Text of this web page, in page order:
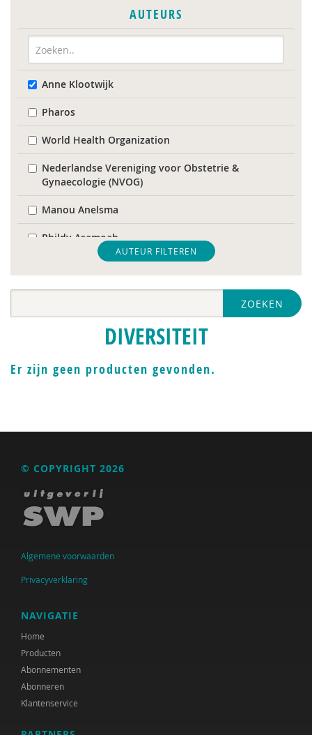
AUTEURS
Anne Klootwijk
Pharos
World Health Organization
Nederlandse Vereniging voor Obstetrie &
Gynaecologie (NVOG)
Manou Anelsma
Phildy Asamoah
Mariam Badou
Soukaina Badou
Dirck van Bekkum
Karijn van den Berg
Albert Boon
Suzanne Bouma
Kaveh Bouteh
Büsrâ K ca
Mellouki Cadat-Lampe
AUTEUR FILTEREN
ZOEKEN
DIVERSITEIT
Er zijn geen producten gevonden.
© COPYRIGHT 2026
Algemene voorwaarden
Privacyverklaring
NAVIGATIE
Home
Producten
Abonnementen
Abonneren
Klantenservice